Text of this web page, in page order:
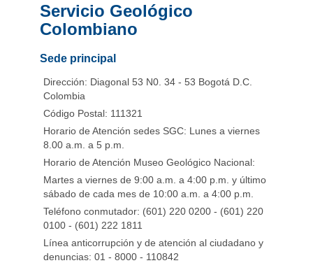
Servicio Geológico
Colombiano
Sede principal
Dirección: Diagonal 53 N0. 34 - 53 Bogotá D.C.
Colombia
Código Postal: 111321
Horario de Atención sedes SGC: Lunes a viernes
8.00 a.m. a 5 p.m.
Horario de Atención Museo Geológico Nacional:
Martes a viernes de 9:00 a.m. a 4:00 p.m. y último
sábado de cada mes de 10:00 a.m. a 4:00 p.m.
Teléfono conmutador: (601) 220 0200 - (601) 220
0100 - (601) 222 1811
Línea anticorrupción y de atención al ciudadano y
denuncias: 01 - 8000 - 110842